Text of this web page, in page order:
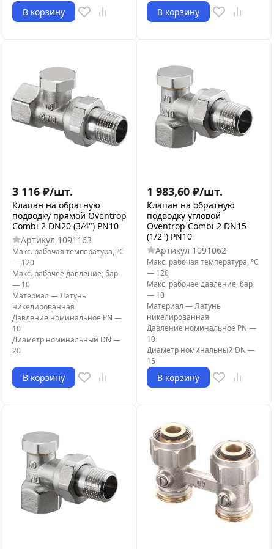
В корзину В корзину
3 116 ₽/шт.
Клапан на обратную
подводку прямой Oventrop
Combi 2 DN20 (3/4") PN10
Артикул 1091163
Макс. рабочая температура, °С
— 120
Макс. рабочее давление, бар
— 10
Материал —Латунь
никелированная
Давление номинальное PN —
10
Диаметр номинальный DN —
20
В корзину
1 983,60 ₽/шт.
Клапан на обратную
подводку угловой
Oventrop Combi 2 DN15
(1/2") PN10
Артикул 1091062
Макс. рабочая температура, °С
— 120
Макс. рабочее давление, бар
— 10
Материал —Латунь
никелированная
Давление номинальное PN —
10
Диаметр номинальный DN —
15
В корзину